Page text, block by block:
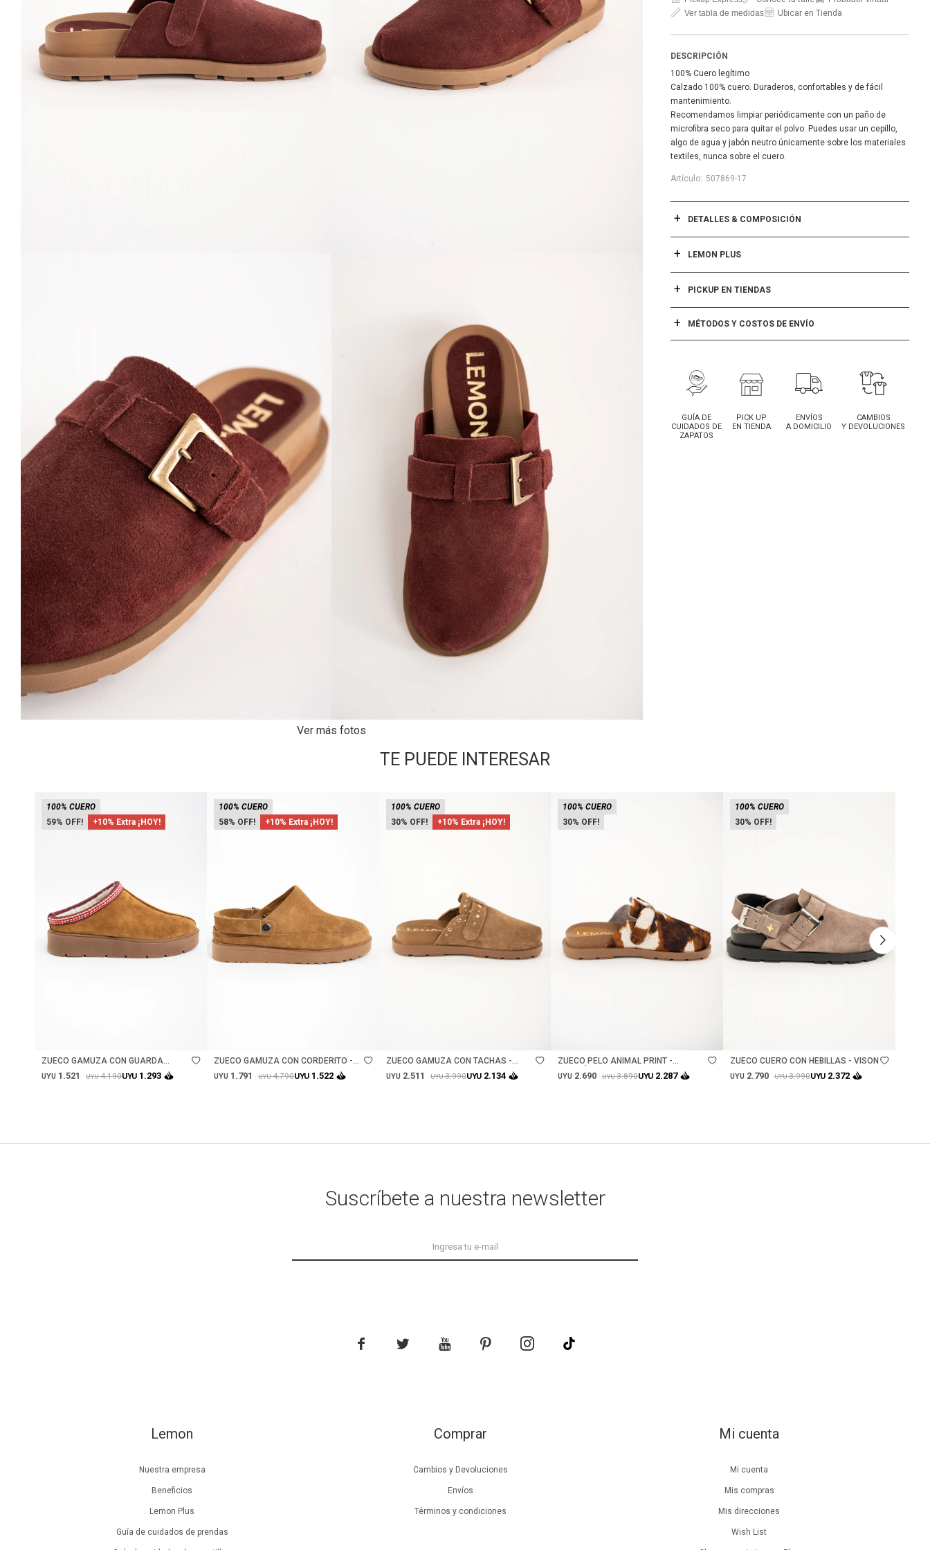
Ver más fotos
Ver tabla de medidas
Ubicar en Tienda
DESCRIPCIÓN
100% Cuero legítimo
Calzado 100% cuero. Duraderos, confortables y de fácil
mantenimiento.
Recomendamos limpiar periódicamente con un paño de
microfibra seco para quitar el polvo. Puedes usar un cepillo,
algo de agua y jabón neutro únicamente sobre los materiales
textiles, nunca sobre el cuero.
507869-17
DETALLES & COMPOSICIÓN
LEMON PLUS
PICKUP EN TIENDAS
MÉTODOS Y COSTOS DE ENVÍO
GUÍA DE
CUIDADOS DE
ZAPATOS
PICK UP
EN TIENDA
ENVÍOS
A DOMICILIO
CAMBIOS
Y DEVOLUCIONES
TE PUEDE INTERESAR
59 +10% Extra ¡HOY!
100% CUERO
ZUECO GAMUZA CON GUARDA
BORDADA - CAMEL
UYU 1.521 UYU4.190UYU 1.293
58 +10% Extra ¡HOY!
100% CUERO
ZUECO GAMUZA CON CORDERITO -
CAMEL
UYU 1.791 UYU4.790UYU 1.522
30 +10% Extra ¡HOY!
100% CUERO
ZUECO GAMUZA CON TACHAS -
CAMEL
UYU 2.511 UYU3.990UYU 2.134
30
100% CUERO
ZUECO PELO ANIMAL PRINT -
MARRÓN
UYU 2.690 UYU3.890UYU 2.287
30
100% CUERO
ZUECO CUERO CON HEBILLAS - VISON
UYU 2.790 UYU3.990UYU 2.372
Lemon
Nuestra empresa
Beneficios
Lemon Plus
Guía de cuidados de prendas
Comprar
Cambios y Devoluciones
Envíos
Términos y condiciones
Mi cuenta
Mi cuenta
Mis compras
Mis direcciones
Wish List
Suscríbete a nuestra newsletter
    